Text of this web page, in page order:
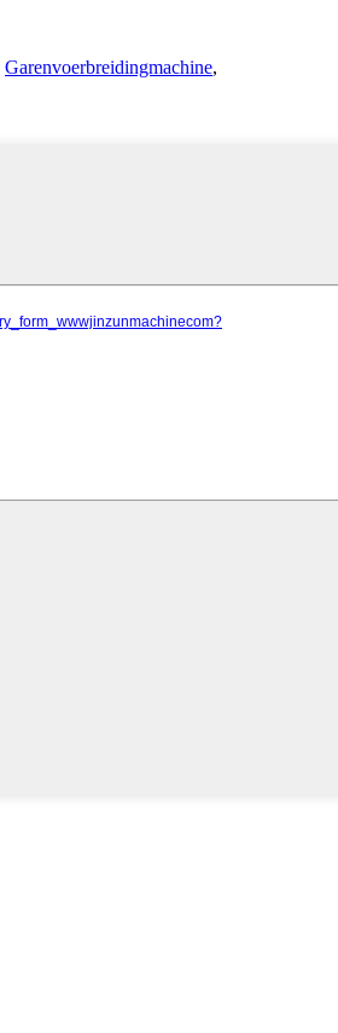
Garenvoerbreidingmachine,